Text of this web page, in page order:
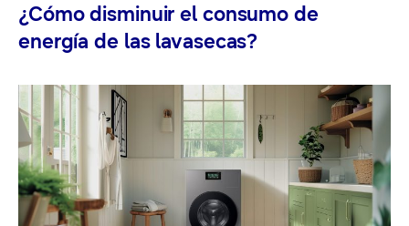
¿Cómo disminuir el consumo de
energía de las lavasecas?